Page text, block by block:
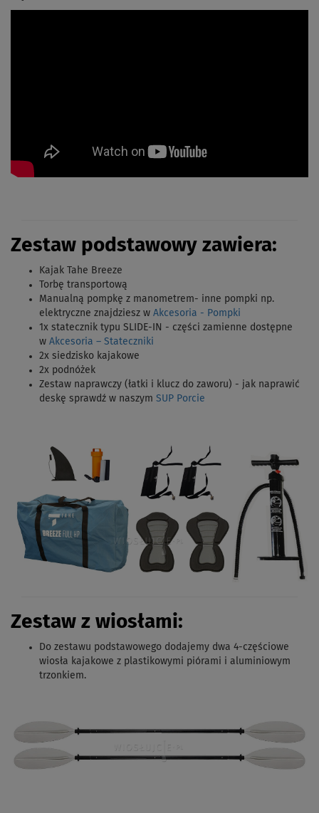
Zestaw podstawowy zawiera:
Kajak Tahe Breeze
Torbę transportową
Manualną pompkę z manometrem- inne pompki np.
elektryczne znajdziesz w Akcesoria - Pompki
1x statecznik typu SLIDE-IN - części zamienne dostępne
w Akcesoria – Stateczniki
2x siedzisko kajakowe
2x podnóżek
Zestaw naprawczy (łatki i klucz do zaworu) - jak naprawić
deskę sprawdź w naszym SUP Porcie
Zestaw z wiosłami:
Do zestawu podstawowego dodajemy dwa 4-częściowe
wiosła kajakowe z plastikowymi piórami i aluminiowym
trzonkiem.